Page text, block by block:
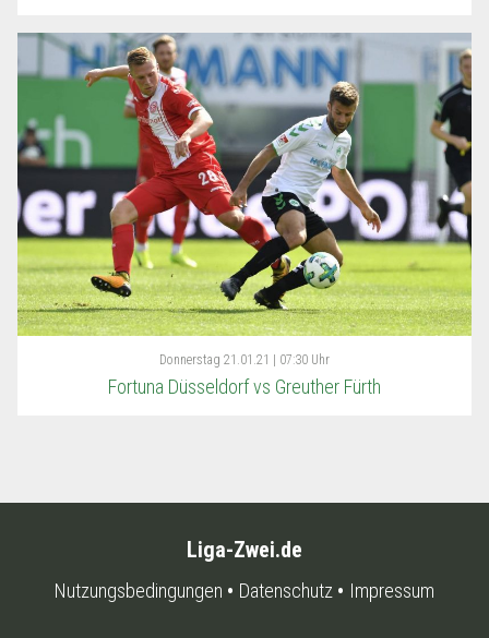
Donnerstag 21.01.21 | 07:30 Uhr
Fortuna Düsseldorf vs Greuther Fürth
Liga-Zwei.de
Nutzungsbedingungen Datenschutz Impressum